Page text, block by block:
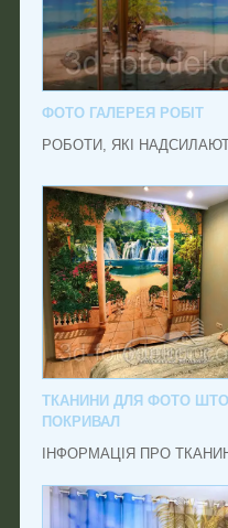
ФОТО ГАЛЕРЕЯ РОБІТ
РОБОТИ, ЯКІ
ТКАНИНИ ДЛЯ ФОТО
ПОКРИВАЛ
ІНФОРМАЦІЯ ПРО